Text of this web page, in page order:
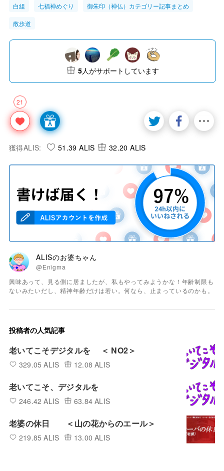
白組 七福神めぐり 御朱印（神仏）カテゴリー記事まとめ
散歩道
21
5人がサポートしています
獲得ALIS: 51.39 ALIS 32.20 ALIS
ALISのお婆ちゃん
@Enigma
興味あって、見る側に居ましたが、私もやってみようかな！年齢制限も
ないみたいだし、精神年齢だけは若い。何なら、止まっているのかも。
投稿者の人気記事
老いてこそデジタルを ＜ NO2＞
329.05 ALIS 12.08 ALIS
老いてこそ、デジタルを
246.42 ALIS 63.84 ALIS
老婆の休日 ＜山の花からのエール＞
219.85 ALIS 13.00 ALIS